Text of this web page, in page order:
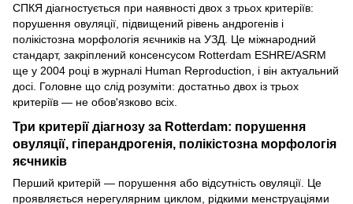
СПКЯ діагностується при наявності двох з трьох критеріїв:
порушення овуляції, підвищений рівень андрогенів і
полікістозна морфологія яєчників на УЗД. Це міжнародний
стандарт, закріплений консенсусом Rotterdam ESHRE/ASRM
ще у 2004 році в журналі Human Reproduction, і він актуальний
досі. Головне що слід розуміти: достатньо двох із трьох
критеріїв — не обов'язково всіх.
Три критерії діагнозу за Rotterdam: порушення
овуляції, гіперандрогенія, полікістозна морфологія
яєчників
Перший критерій — порушення або відсутність овуляції. Це
проявляється нерегулярним циклом, рідкими менструаціями